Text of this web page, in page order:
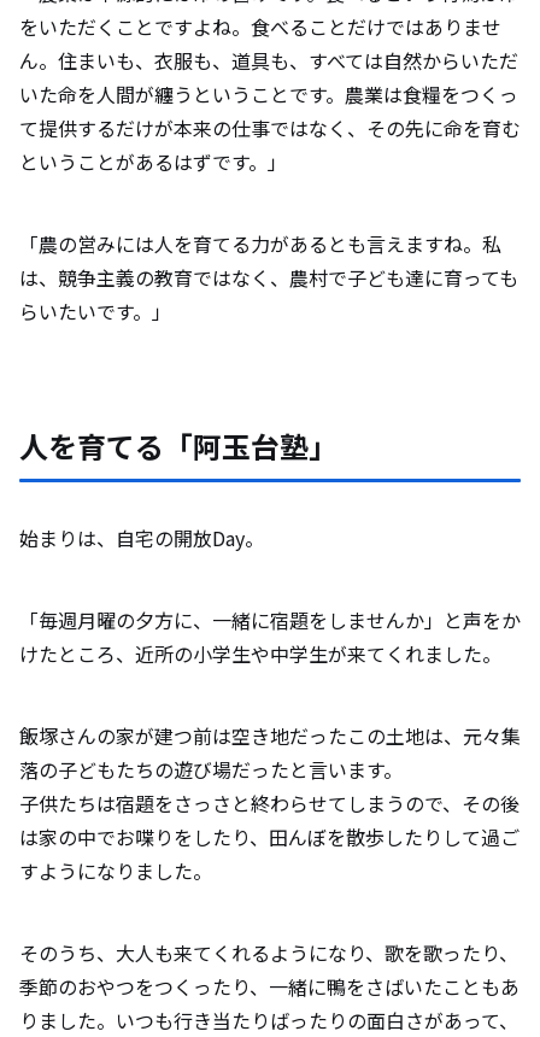
をいただくことですよね。食べることだけではありませ
ん。住まいも、衣服も、道具も、すべては自然からいただ
いた命を人間が纏うということです。農業は食糧をつくっ
て提供するだけが本来の仕事ではなく、その先に命を育む
ということがあるはずです。」
「農の営みには人を育てる力があるとも言えますね。私
は、競争主義の教育ではなく、農村で子ども達に育っても
らいたいです。」
人を育てる「阿玉台塾」
始まりは、自宅の開放Day。
「毎週月曜の夕方に、一緒に宿題をしませんか」と声をか
けたところ、近所の小学生や中学生が来てくれました。
飯塚さんの家が建つ前は空き地だったこの土地は、元々集
落の子どもたちの遊び場だったと言います。
子供たちは宿題をさっさと終わらせてしまうので、その後
は家の中でお喋りをしたり、田んぼを散歩したりして過ご
すようになりました。
そのうち、大人も来てくれるようになり、歌を歌ったり、
季節のおやつをつくったり、一緒に鴨をさばいたこともあ
りました。いつも行き当たりばったりの面白さがあって、